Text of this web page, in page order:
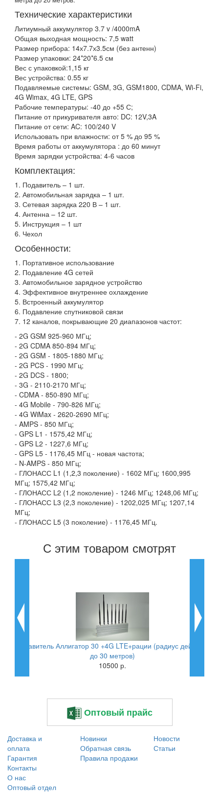
Технические характеристики
Литиумный аккумулятор 3.7 v /4000mA
Общая выходная мощность: 7,5 watt
Размер прибора: 14х7.7х3.5см (без антенн)
Размер упаковки: 24*20*6.5 см
Вес с упаковкой:1,15 кг
Вес устройства: 0.55 кг
Подавляемые системы: GSM, 3G, GSM1800, CDMA, Wi-Fi,
4G Wimax, 4G LTE, GPS
Рабочие температуры: -40 до +55 С;
Питание от прикуривателя авто: DC: 12V,3A
Питание от сети: AC: 100/240 V
Использовать при влажности: от 5 % до 95 %
Время работы от аккумулятора : до 60 минут
Время зарядки устройства: 4-6 часов
Комплектация:
1. Подавитель – 1 шт.
2. Автомобильная зарядка – 1 шт.
3. Сетевая зарядка 220 В – 1 шт.
4. Антенна – 12 шт.
5. Инструкция – 1 шт
6. Чехол
Особенности:
1. Портативное использование
2. Подавление 4G сетей
3. Автомобильное зарядное устройство
4. Эффективное внутреннее охлаждение
5. Встроенный аккумулятор
6. Подавление спутниковой связи
7. 12 каналов, покрывающие 20 диапазонов частот:
- 2G GSM 925-960 МГц;
- 2G CDMA 850-894 МГц;
- 2G GSM - 1805-1880 МГц;
- 2G PCS - 1990 МГц;
- 2G DCS - 1800;
- 3G - 2110-2170 МГц;
- CDMA - 850-890 МГц;
- 4G Mobile - 790-826 МГц;
- 4G WiMax - 2620-2690 МГц;
- AMPS - 850 МГц;
- GPS L1 - 1575,42 МГц;
- GPS L2 - 1227,6 МГц;
- GPS L5 - 1176,45 МГц - новая частота;
- N-AMPS - 850 МГц;
- ГЛОНАСС L1 (1,2,3 поколение) - 1602 МГц; 1600,995
МГц; 1575,42 МГц;
- ГЛОНАСС L2 (1,2 поколение) - 1246 МГц; 1248,06 МГц;
- ГЛОНАСС L3 (2,3 поколение) - 1202,025 МГц; 1207,14
МГц;
- ГЛОНАСС L5 (3 поколение) - 1176,45 МГц.
С этим товаром смотрят
Подавитель Аллигатор 30 +4G LTE+рации (радиус действия
до 30 метров)
10500 р.
Оптовый прайс
Доставка и
оплата
Гарантия
Контакты
О нас
Оптовый отдел
Новинки
Обратная связь
Правила продажи
Новости
Статьи